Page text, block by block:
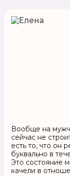
Вообще на
сейчас не
есть то, что он
буквально в
Это состояние
качели в